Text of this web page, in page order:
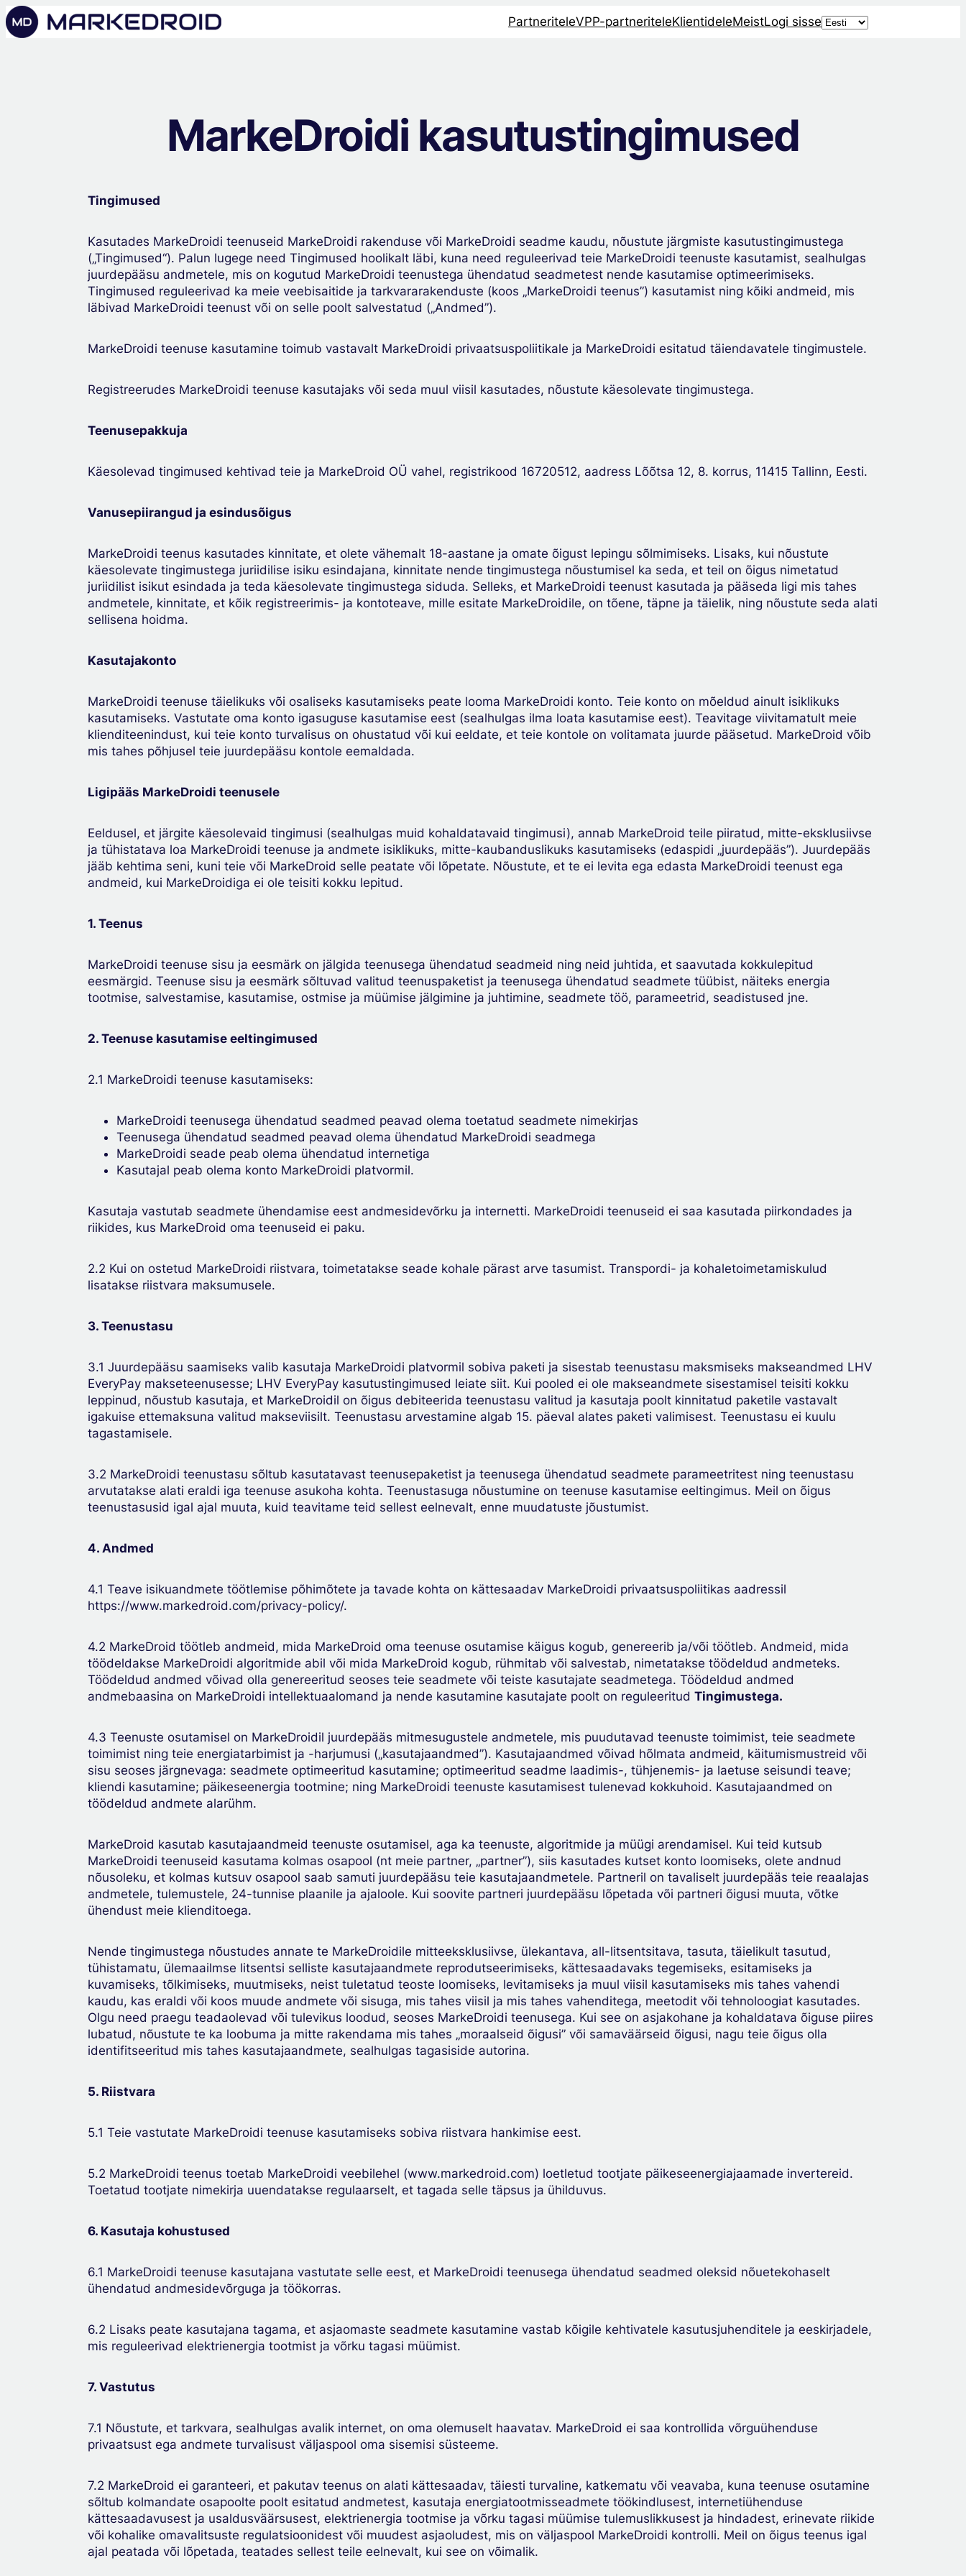
PartneriteleVPP-partneriteleKlientideleMeistLogi sisseChoose
MarkeDroidi kasutustingimused
Tingimused
Kasutades MarkeDroidi teenuseid MarkeDroidi rakenduse või MarkeDroidi seadme kaudu, nõustute järgmiste kasutustingimustega
(„Tingimused“). Palun lugege need Tingimused hoolikalt läbi, kuna need reguleerivad teie MarkeDroidi teenuste kasutamist, sealhulgas
juurdepääsu andmetele, mis on kogutud MarkeDroidi teenustega ühendatud seadmetest nende kasutamise optimeerimiseks.
Tingimused reguleerivad ka meie veebisaitide ja tarkvararakenduste (koos „MarkeDroidi teenus”) kasutamist ning kõiki andmeid, mis
läbivad MarkeDroidi teenust või on selle poolt salvestatud („Andmed”).
MarkeDroidi teenuse kasutamine toimub vastavalt MarkeDroidi privaatsuspoliitikale ja MarkeDroidi esitatud täiendavatele tingimustele.
Registreerudes MarkeDroidi teenuse kasutajaks või seda muul viisil kasutades, nõustute käesolevate tingimustega.
Teenusepakkuja
Käesolevad tingimused kehtivad teie ja MarkeDroid OÜ vahel, registrikood 16720512, aadress Lõõtsa 12, 8. korrus, 11415 Tallinn, Eesti.
Vanusepiirangud ja esindusõigus
MarkeDroidi teenus kasutades kinnitate, et olete vähemalt 18-aastane ja omate õigust lepingu sõlmimiseks. Lisaks, kui nõustute
käesolevate tingimustega juriidilise isiku esindajana, kinnitate nende tingimustega nõustumisel ka seda, et teil on õigus nimetatud
juriidilist isikut esindada ja teda käesolevate tingimustega siduda. Selleks, et MarkeDroidi teenust kasutada ja pääseda ligi mis tahes
andmetele, kinnitate, et kõik registreerimis- ja kontoteave, mille esitate MarkeDroidile, on tõene, täpne ja täielik, ning nõustute seda alati
sellisena hoidma.
Kasutajakonto
MarkeDroidi teenuse täielikuks või osaliseks kasutamiseks peate looma MarkeDroidi konto. Teie konto on mõeldud ainult isiklikuks
kasutamiseks. Vastutate oma konto igasuguse kasutamise eest (sealhulgas ilma loata kasutamise eest). Teavitage viivitamatult meie
klienditeenindust, kui teie konto turvalisus on ohustatud või kui eeldate, et teie kontole on volitamata juurde pääsetud. MarkeDroid võib
mis tahes põhjusel teie juurdepääsu kontole eemaldada.
Ligipääs MarkeDroidi teenusele
Eeldusel, et järgite käesolevaid tingimusi (sealhulgas muid kohaldatavaid tingimusi), annab MarkeDroid teile piiratud, mitte-eksklusiivse
ja tühistatava loa MarkeDroidi teenuse ja andmete isiklikuks, mitte-kaubanduslikuks kasutamiseks (edaspidi „juurdepääs”). Juurdepääs
jääb kehtima seni, kuni teie või MarkeDroid selle peatate või lõpetate. Nõustute, et te ei levita ega edasta MarkeDroidi teenust ega
andmeid, kui MarkeDroidiga ei ole teisiti kokku lepitud.
1. Teenus
MarkeDroidi teenuse sisu ja eesmärk on jälgida teenusega ühendatud seadmeid ning neid juhtida, et saavutada kokkulepitud
eesmärgid. Teenuse sisu ja eesmärk sõltuvad valitud teenuspaketist ja teenusega ühendatud seadmete tüübist, näiteks energia
tootmise, salvestamise, kasutamise, ostmise ja müümise jälgimine ja juhtimine, seadmete töö, parameetrid, seadistused jne.
2. Teenuse kasutamise eeltingimused
2.1 MarkeDroidi teenuse kasutamiseks:
MarkeDroidi teenusega ühendatud seadmed peavad olema toetatud seadmete nimekirjas
Teenusega ühendatud seadmed peavad olema ühendatud MarkeDroidi seadmega
MarkeDroidi seade peab olema ühendatud internetiga
Kasutajal peab olema konto MarkeDroidi platvormil.
Kasutaja vastutab seadmete ühendamise eest andmesidevõrku ja internetti. MarkeDroidi teenuseid ei saa kasutada piirkondades ja
riikides, kus MarkeDroid oma teenuseid ei paku.
2.2 Kui on ostetud MarkeDroidi riistvara, toimetatakse seade kohale pärast arve tasumist. Transpordi- ja kohaletoimetamiskulud
lisatakse riistvara maksumusele.
3. Teenustasu
3.1 Juurdepääsu saamiseks valib kasutaja MarkeDroidi platvormil sobiva paketi ja sisestab teenustasu maksmiseks makseandmed LHV
EveryPay makseteenusesse; LHV EveryPay kasutustingimused leiate siit. Kui pooled ei ole makseandmete sisestamisel teisiti kokku
leppinud, nõustub kasutaja, et MarkeDroidil on õigus debiteerida teenustasu valitud ja kasutaja poolt kinnitatud paketile vastavalt
igakuise ettemaksuna valitud makseviisilt. Teenustasu arvestamine algab 15. päeval alates paketi valimisest. Teenustasu ei kuulu
tagastamisele.
3.2 MarkeDroidi teenustasu sõltub kasutatavast teenusepaketist ja teenusega ühendatud seadmete parameetritest ning teenustasu
arvutatakse alati eraldi iga teenuse asukoha kohta. Teenustasuga nõustumine on teenuse kasutamise eeltingimus. Meil on õigus
teenustasusid igal ajal muuta, kuid teavitame teid sellest eelnevalt, enne muudatuste jõustumist.
4. Andmed
4.1 Teave isikuandmete töötlemise põhimõtete ja tavade kohta on kättesaadav MarkeDroidi privaatsuspoliitikas aadressil
https://www.markedroid.com/privacy-policy/.
4.2 MarkeDroid töötleb andmeid, mida MarkeDroid oma teenuse osutamise käigus kogub, genereerib ja/või töötleb. Andmeid, mida
töödeldakse MarkeDroidi algoritmide abil või mida MarkeDroid kogub, rühmitab või salvestab, nimetatakse töödeldud andmeteks.
Töödeldud andmed võivad olla genereeritud seoses teie seadmete või teiste kasutajate seadmetega. Töödeldud andmed
andmebaasina on MarkeDroidi intellektuaalomand ja nende kasutamine kasutajate poolt on reguleeritud Tingimustega.
4.3 Teenuste osutamisel on MarkeDroidil juurdepääs mitmesugustele andmetele, mis puudutavad teenuste toimimist, teie seadmete
toimimist ning teie energiatarbimist ja -harjumusi („kasutajaandmed”). Kasutajaandmed võivad hõlmata andmeid, käitumismustreid või
sisu seoses järgnevaga: seadmete optimeeritud kasutamine; optimeeritud seadme laadimis-, tühjenemis- ja laetuse seisundi teave;
kliendi kasutamine; päikeseenergia tootmine; ning MarkeDroidi teenuste kasutamisest tulenevad kokkuhoid. Kasutajaandmed on
töödeldud andmete alarühm.
MarkeDroid kasutab kasutajaandmeid teenuste osutamisel, aga ka teenuste, algoritmide ja müügi arendamisel. Kui teid kutsub
MarkeDroidi teenuseid kasutama kolmas osapool (nt meie partner, „partner”), siis kasutades kutset konto loomiseks, olete andnud
nõusoleku, et kolmas kutsuv osapool saab samuti juurdepääsu teie kasutajaandmetele. Partneril on tavaliselt juurdepääs teie reaalajas
andmetele, tulemustele, 24-tunnise plaanile ja ajaloole. Kui soovite partneri juurdepääsu lõpetada või partneri õigusi muuta, võtke
ühendust meie klienditoega.
Nende tingimustega nõustudes annate te MarkeDroidile mitteeksklusiivse, ülekantava, all-litsentsitava, tasuta, täielikult tasutud,
tühistamatu, ülemaailmse litsentsi selliste kasutajaandmete reprodutseerimiseks, kättesaadavaks tegemiseks, esitamiseks ja
kuvamiseks, tõlkimiseks, muutmiseks, neist tuletatud teoste loomiseks, levitamiseks ja muul viisil kasutamiseks mis tahes vahendi
kaudu, kas eraldi või koos muude andmete või sisuga, mis tahes viisil ja mis tahes vahenditega, meetodit või tehnoloogiat kasutades.
Olgu need praegu teadaolevad või tulevikus loodud, seoses MarkeDroidi teenusega. Kui see on asjakohane ja kohaldatava õiguse piires
lubatud, nõustute te ka loobuma ja mitte rakendama mis tahes „moraalseid õigusi” või samaväärseid õigusi, nagu teie õigus olla
identifitseeritud mis tahes kasutajaandmete, sealhulgas tagasiside autorina.
5. Riistvara
5.1 Teie vastutate MarkeDroidi teenuse kasutamiseks sobiva riistvara hankimise eest.
5.2 MarkeDroidi teenus toetab MarkeDroidi veebilehel (www.markedroid.com) loetletud tootjate päikeseenergiajaamade invertereid.
Toetatud tootjate nimekirja uuendatakse regulaarselt, et tagada selle täpsus ja ühilduvus.
6. Kasutaja kohustused
6.1 MarkeDroidi teenuse kasutajana vastutate selle eest, et MarkeDroidi teenusega ühendatud seadmed oleksid nõuetekohaselt
ühendatud andmesidevõrguga ja töökorras.
6.2 Lisaks peate kasutajana tagama, et asjaomaste seadmete kasutamine vastab kõigile kehtivatele kasutusjuhenditele ja eeskirjadele,
mis reguleerivad elektrienergia tootmist ja võrku tagasi müümist.
7. Vastutus
7.1 Nõustute, et tarkvara, sealhulgas avalik internet, on oma olemuselt haavatav. MarkeDroid ei saa kontrollida võrguühenduse
privaatsust ega andmete turvalisust väljaspool oma sisemisi süsteeme.
7.2 MarkeDroid ei garanteeri, et pakutav teenus on alati kättesaadav, täiesti turvaline, katkematu või veavaba, kuna teenuse osutamine
sõltub kolmandate osapoolte poolt esitatud andmetest, kasutaja energiatootmisseadmete töökindlusest, internetiühenduse
kättesaadavusest ja usaldusväärsusest, elektrienergia tootmise ja võrku tagasi müümise tulemuslikkusest ja hindadest, erinevate riikide
või kohalike omavalitsuste regulatsioonidest või muudest asjaoludest, mis on väljaspool MarkeDroidi kontrolli. Meil on õigus teenus igal
ajal peatada või lõpetada, teatades sellest teile eelnevalt, kui see on võimalik.